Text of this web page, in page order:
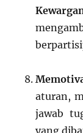
aturan,
jawab
yang